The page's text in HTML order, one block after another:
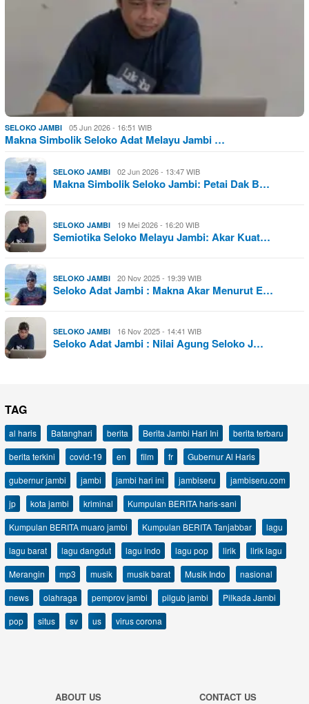
SELOKO JAMBI 05 Jun 2026 - 16:51 WIB
Makna Simbolik Seloko Adat Melayu Jambi …
SELOKO JAMBI 02 Jun 2026 - 13:47 WIB
Makna Simbolik Seloko Jambi: Petai Dak B…
SELOKO JAMBI 19 Mei 2026 - 16:20 WIB
Semiotika Seloko Melayu Jambi: Akar Kuat…
SELOKO JAMBI 20 Nov 2025 - 19:39 WIB
Seloko Adat Jambi : Makna Akar Menurut E…
SELOKO JAMBI 16 Nov 2025 - 14:41 WIB
Seloko Adat Jambi : Nilai Agung Seloko J…
TAG
al haris Batanghari berita Berita Jambi Hari Ini
berita terbaru
berita terkini
covid-19 en film fr
Gubernur Al Haris
gubernur jambi
jambi jambi hari ini jambiseru
jambiseru.com
jp
kota jambi kriminal
Kumpulan BERITA haris-sani
Kumpulan BERITA muaro jambi
Kumpulan BERITA Tanjabbar
lagu
lagu barat
lagu dangdut lagu indo lagu pop lirik
lirik lagu
Merangin
mp3 musik musik barat Musik Indo
nasional
news
olahraga pemprov jambi pilgub jambi
Pilkada Jambi
pop
situs sv us virus corona
ABOUT US CONTACT US